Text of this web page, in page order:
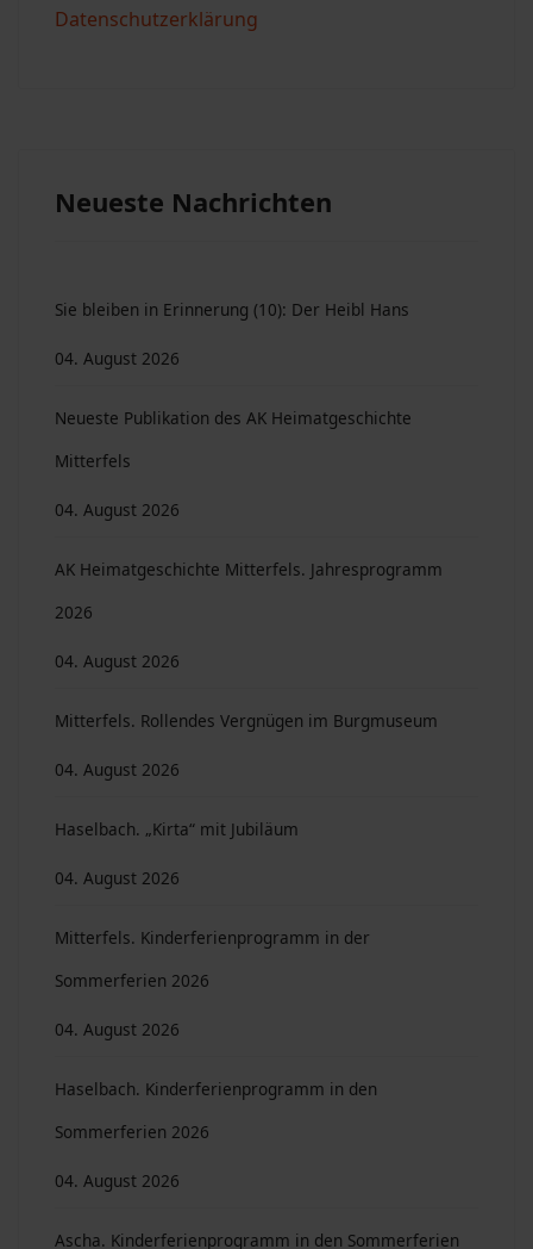
Datenschutzerklärung
Neueste Nachrichten
Sie bleiben in Erinnerung (10): Der Heibl Hans
04. August 2026
Neueste Publikation des AK Heimatgeschichte
Mitterfels
04. August 2026
AK Heimatgeschichte Mitterfels. Jahresprogramm
2026
04. August 2026
Mitterfels. Rollendes Vergnügen im Burgmuseum
04. August 2026
Haselbach. „Kirta“ mit Jubiläum
04. August 2026
Mitterfels. Kinderferienprogramm in der
Sommerferien 2026
04. August 2026
Haselbach. Kinderferienprogramm in den
Sommerferien 2026
04. August 2026
Ascha. Kinderferienprogramm in den Sommerferien